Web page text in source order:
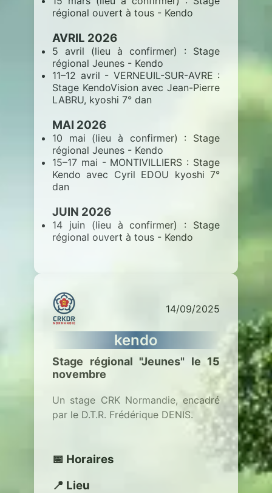
régional ouvert à tous - Kendo
AVRIL 2026
5 avril (lieu à confirmer) : Stage
régional Jeunes - Kendo
11–12 avril - VERNEUIL-SUR-AVRE :
Stage KendoVision avec Jean-Pierre
LABRU, kyoshi 7° dan
MAI 2026
10 mai (lieu à confirmer) : Stage
régional Jeunes - Kendo
15–17 mai - MONTIVILLIERS : Stage
Kendo avec Cyril EDOU kyoshi 7°
dan
JUIN 2026
14 juin (lieu à confirmer) : Stage
régional ouvert à tous - Kendo
14/09/2025
kendo
Stage régional "Jeunes" le 15
novembre
Un stage CRK Normandie, encadré
par le D.T.R. Frédérique DENIS.
📅 Horaires
📍 Lieu